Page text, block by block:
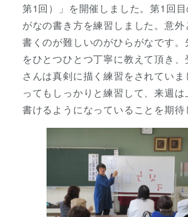
第1回）」を開催しました。第1回
がなの書き方を練習しました。意
書くのが難しいのがひらがなです
をひとつひとつ丁寧に教えて頂き
さんは真剣に描く練習をされてい
ってもしっかりと練習して、来週は
書けるようになっていることを期待